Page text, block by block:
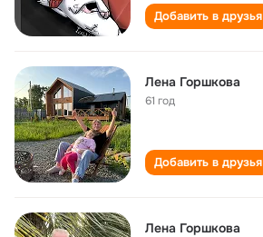
Добавить в друзья
Лена Горшкова
61 год
Добавить в друзья
Лена Горшкова